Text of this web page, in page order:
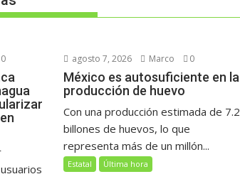
0 agosto 7, 2026 Marco 0
México es autosuficiente en la
producción de huevo
Con una producción estimada de 7.2
billones de huevos, lo que
representa más de un millón...
Estatal Última hora